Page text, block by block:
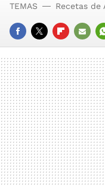
FACEBOOK
TWITTERFLIPBOARD
E-
MAIL
TEMAS Recetas de